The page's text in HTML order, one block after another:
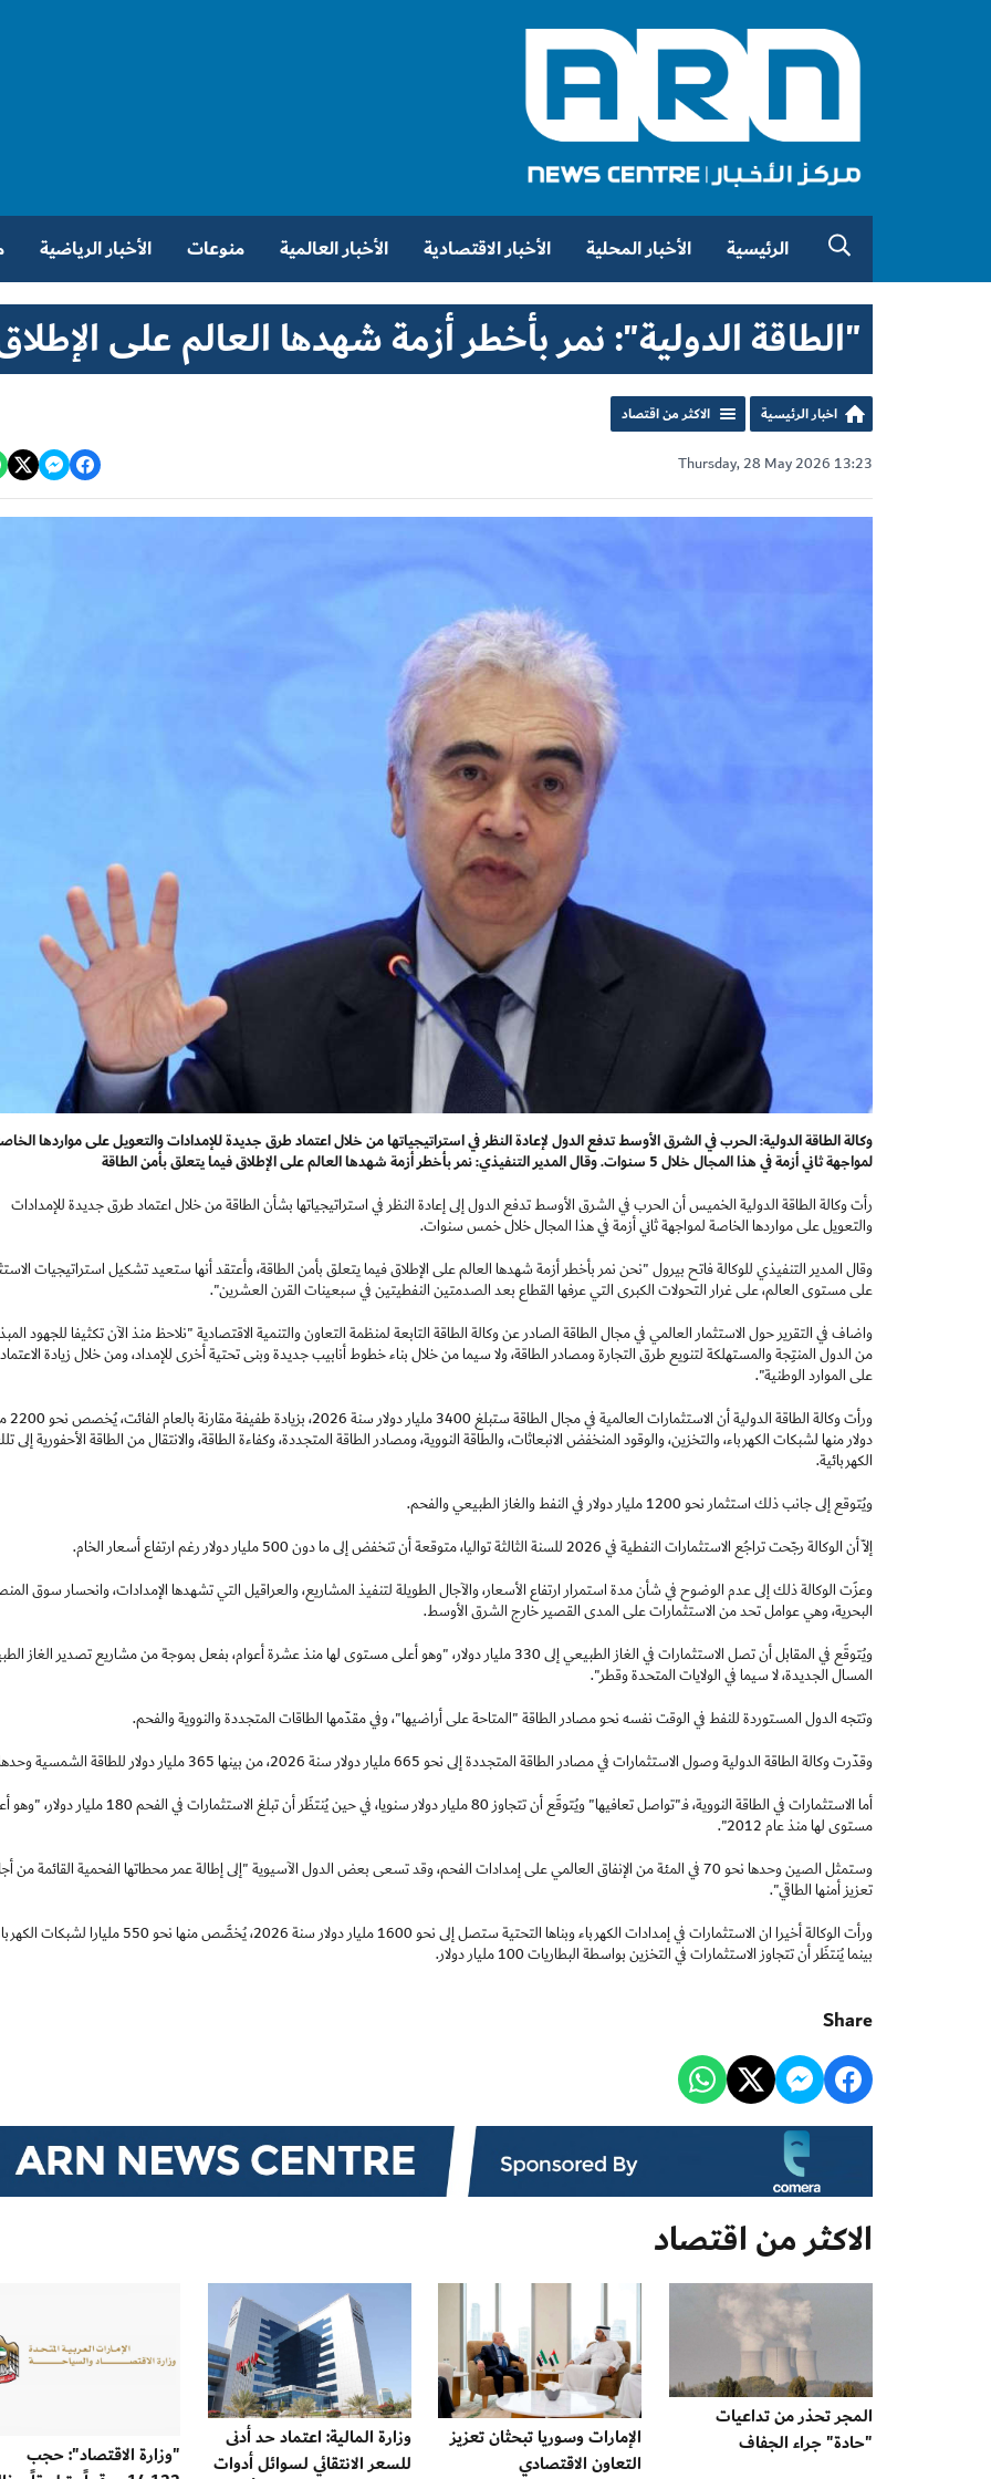
الرئيسية الأخبار المحلية الأخبار الاقتصادية الأخبار العالمية منوعات الأخبار الرياضية
"الطاقة الدولية": نمر بأخطر أزمة شهدها العالم على
اخبار الرئيسية الاكثر من اقتصاد
Thursday, 28 May 2026 13:23
وكالة الطاقة الدولية: الحرب في الشرق الأوسط تدفع الدول لإعادة النظر في استراتيجياتها من خلال اعتماد طرق جديدة للإمدادات والتعويل على مواردها
لمواجهة ثاني أزمة في هذا المجال خلال 5 سنوات. وقال المدير التنفيذي: نمر بأخطر أزمة شهدها العالم على الإطلاق فيما يتعلق بأمن الطاقة
رأت وكالة الطاقة الدولية الخميس أن الحرب في الشرق الأوسط تدفع الدول إلى إعادة النظر في استراتيجياتها بشأن الطاقة من خلال اعتماد طرق جديدة للإمدادات
والتعويل على مواردها الخاصة لمواجهة ثاني أزمة في هذا المجال خلال خمس سنوات.
وقال المدير التنفيذي للوكالة فاتح بيرول "نحن نمر بأخطر أزمة شهدها العالم على الإطلاق فيما يتعلق بأمن الطاقة، وأعتقد أنها ستعيد تشكيل استراتيجيات
على مستوى العالم، على غرار التحولات الكبرى التي عرفها القطاع بعد الصدمتين النفطيتين في سبعينات القرن العشرين".
واضاف في التقرير حول الاستثمار العالمي في مجال الطاقة الصادر عن وكالة الطاقة التابعة لمنظمة التعاون والتنمية الاقتصادية "نلاحظ منذ الآن تكثيفا للجهود
من الدول المنتِجة والمستهلكة لتنويع طرق التجارة ومصادر الطاقة، ولا سيما من خلال بناء خطوط أنابيب جديدة وبنى تحتية أخرى للإمداد، ومن خلال زيادة الاعتماد
على الموارد الوطنية".
ورأت وكالة الطاقة
دولار منها لشبكات الكهرباء، والتخزين، والوقود المنخفض الانبعاثات، والطاقة النووية، ومصادر الطاقة المتجددة، وكفاءة الطاقة، والانتقال من الطاقة الأحفورية إلى
الكهربائية.
ويُتوقع إلى جانب ذلك استثمار نحو 1200 مليار دولار في النفط والغاز الطبيعي والفحم.
إلاّ أن الوكالة رجّحت تراجُع الاستثمارات النفطية في 2026 للسنة الثالثة تواليا، متوقعة أن تنخفض إلى ما دون 500 مليار دولار رغم ارتفاع أسعار الخام.
وعزَت الوكالة ذلك إلى عدم الوضوح في شأن مدة استمرار ارتفاع الأسعار، والآجال الطويلة لتنفيذ المشاريع، والعراقيل التي تشهدها الإمدادات، وانحسار سوق
البحرية، وهي عوامل تحد من الاستثمارات على المدى القصير خارج الشرق الأوسط.
ويُتوقَع في المقابل أن تصل الاستثمارات في الغاز الطبيعي إلى 330 مليار دولار، "وهو أعلى مستوى لها منذ عشرة أعوام، بفعل بموجة من مشاريع تصدير الغاز
المسال الجديدة، لا سيما في الولايات المتحدة وقطر".
وتتجه الدول المستوردة للنفط في الوقت نفسه نحو مصادر الطاقة "المتاحة على أراضيها"، وفي مقدّمها الطاقات المتجددة والنووية والفحم.
وقدّرت وكالة الطاقة الدولية وصول الاستثمارات في مصادر الطاقة المتجددة إلى نحو 665 مليار دولار سنة 2026، من بينها 365 مليار دولار للطاقة الشمسية وحدها.
أما الاستثمارات في الطاقة النووية، فـ"تواصل تعافيها" ويُتوقَع أن تتجاوز 80 مليار دولار سنويا، في حين يُنتظَر أن تبلغ الاستثمارات في
مستوى لها منذ عام 2012".
وستمثل الصين وحدها نحو 70 في المئة من الإنفاق العالمي على إمدادات الفحم، وقد تسعى بعض الدول الآسيوية "إلى إطالة عمر محطاتها الفحمية القائمة من
تعزيز أمنها الطاقي".
ورأت الوكالة أخيرا ان الاستثمارات في إمدادات الكهرباء وبناها التحتية ستصل إلى نحو 1600 مليار دولار سنة 2026، يُخصَّص منها نحو 550 مليارا
بينما يُنتظَر أن تتجاوز الاستثمارات في التخزين بواسطة البطاريات 100 مليار دولار.
Share
الاكثر من اقتصاد
المجر تحذر من تداعيات
"حادة" جراء الجفاف
الإمارات وسوريا تبحثان تعزيز
التعاون الاقتصادي
وزارة المالية: اعتماد حد أدنى
للسعر الانتقائي لسوائل أدوات
"وزارة الاقتصاد": حجب